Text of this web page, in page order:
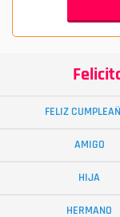
FELIZ
AMIGO
HIJA
HERMANO